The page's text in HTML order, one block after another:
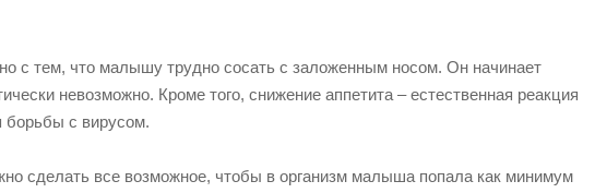
с тем, что малышу трудно сосать с заложенным носом. Он начинает
невозможно. Кроме того, снижение аппетита – естественная реакция
борьбы с вирусом.
сделать все возможное, чтобы в организм малыша попала как минимум